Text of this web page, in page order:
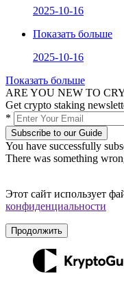
2025-10-16
Показать больше
2025-10-16
Показать больше
ARE YOU NEW TO
Get crypto staking
*
Subscribe to our Guide
You have successfully
There was something
Этот сайт использует
конфиденциальности
Продолжить